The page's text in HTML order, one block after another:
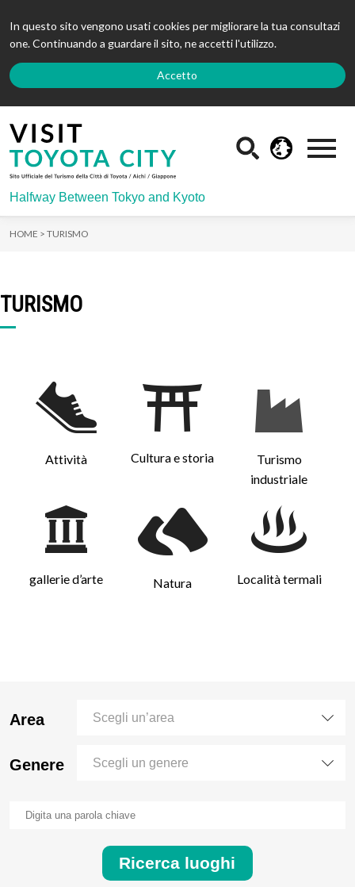
In questo sito vengono usati cookies per migliorare la tua consultazi
one. Continuando a guardare il sito, ne accetti l'utilizzo.
Accetto
Halfway Between Tokyo and Kyoto
HOME > TURISMO
TURISMO
Attività Cultura e storia
Turismo
industriale
gallerie d’arte Natura Località termali
Area Scegli un’area
Genere Scegli un genere
Ricerca luoghi